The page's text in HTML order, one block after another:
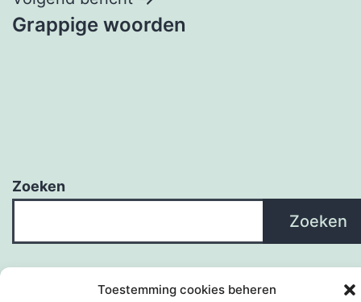
Toestemming cookies beheren
Grappige woorden
Zoeken
Zoeken